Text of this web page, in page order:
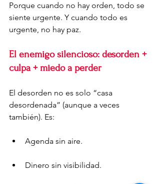
Porque cuando no hay orden, todo se
siente urgente. Y cuando todo es
urgente, no hay paz.
El enemigo silencioso: desorden +
culpa + miedo a perder
El desorden no es solo “casa
desordenada” (aunque a veces
también). Es:
Agenda sin aire.
Dinero sin visibilidad.